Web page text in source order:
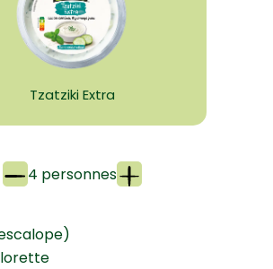
Tzatziki Extra
4 personnes